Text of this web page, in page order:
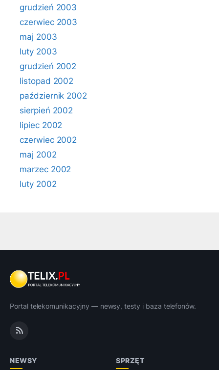
grudzień 2003
czerwiec 2003
maj 2003
luty 2003
grudzień 2002
listopad 2002
październik 2002
sierpień 2002
lipiec 2002
czerwiec 2002
maj 2002
marzec 2002
luty 2002
Portal telekomunikacyjny — newsy, testy i baza telefonów.
NEWSY SPRZĘT